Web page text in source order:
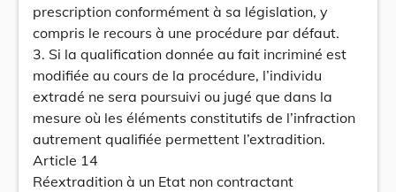
prescription conformément à sa législation, y
compris le recours à une procédure par défaut.
3. Si la qualification donnée au fait incriminé est
modifiée au cours de la procédure, l’individu
extradé ne sera poursuivi ou jugé que dans la
mesure où les éléments constitutifs de l’infraction
autrement qualifiée permettent l’extradition.
Article 14
Réextradition à un Etat non contractant